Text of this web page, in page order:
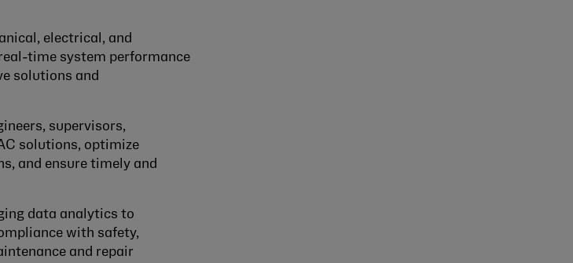
electrical, and
time system performance
solutions and
supervisors,
solutions, optimize
and ensure timely and
data analytics to
with safety,
and repair